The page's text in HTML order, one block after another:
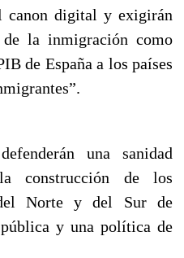
canon digital y exigirán
la inmigración como
de España a los países
una sanidad
construcción de los
Norte y del Sur de
y una política de